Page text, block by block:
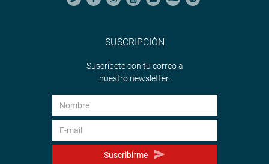
SUSCRIPCIÓN
Suscríbete con tu correo a
nuestro newsletter.
Suscribirme